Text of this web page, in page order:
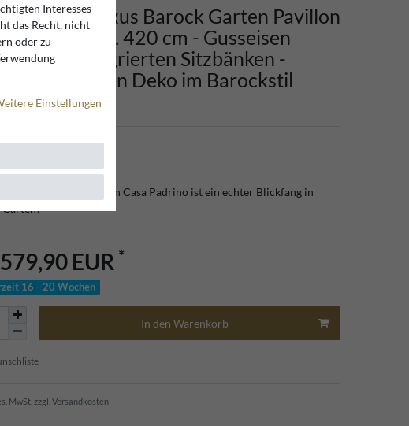
Padrino Luxus Barock Garten Pavillon
Ø 300 x H. 420 cm - Gusseisen
mit integrierten Sitzbänken -
Garten Deko im Barockstil
115086
prunkvolle Pavillon von Casa Padrino ist ein echter Blickfang in
Garten!
EUR *
16 - 20 Wochen
In den Warenkorb
MwSt. zzgl. Versandkosten
Interesses
das Recht, nicht
oder zu
Einstellungen